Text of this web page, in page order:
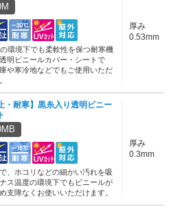
環境下でも柔軟性を保つ耐寒機
明ビニールカバー・シートで
や寒冷地などでもご使用いただ
厚み
0.53mm
・耐寒】黒糸入り透明ビニー
、ホコリなどの細かい汚れを吸
ス温度の環境下でもビニールが
支障なくお使いいただけます。
厚み
0.3mm